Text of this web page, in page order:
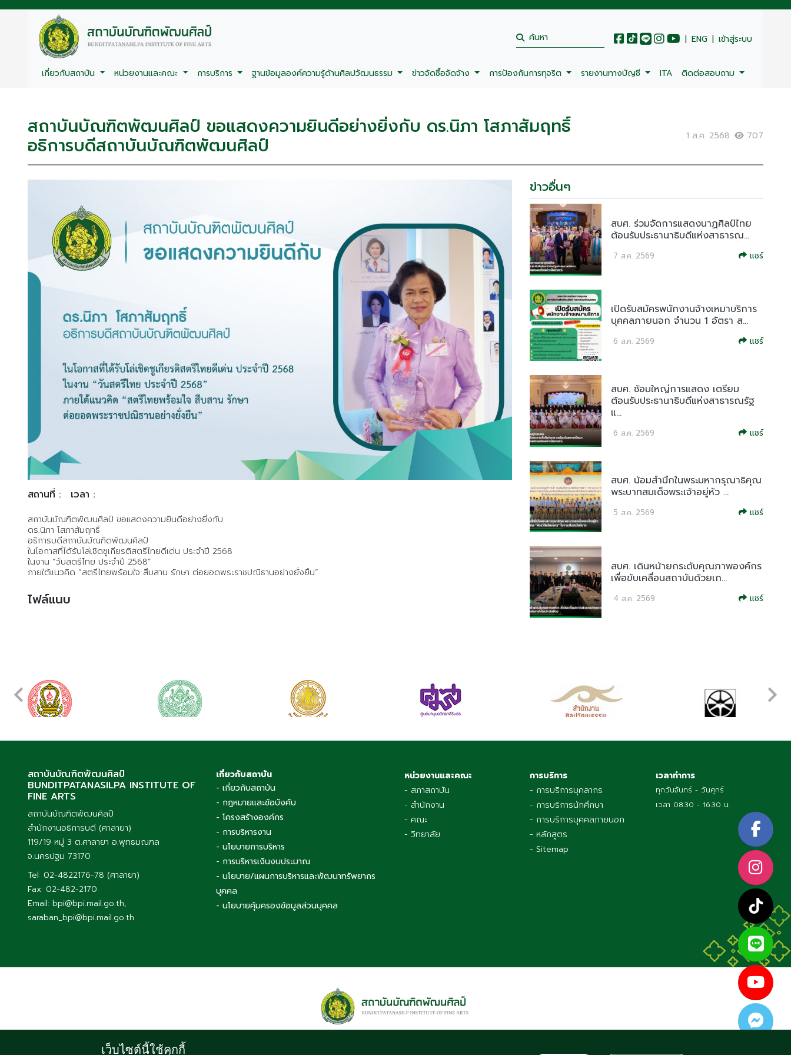
| ENG | เข้าสู่ระบบ
เกี่ยวกับสถาบัน หน่วยงานและคณะ การบริการ ฐานข้อมูลองค์ความรู้ด้านศิลปวัฒนธรรม ข่าวจัดซื้อจัดจ้าง การป้องกันการทุจริต รายงานทางบัญชี ITA ติดต่อสอบถาม
สถาบันบัณฑิตพัฒนศิลป์ ขอแสดงความยินดีอย่างยิ่งกับ ดร.นิภา โสภาสัมฤทธิ์
อธิการบดีสถาบันบัณฑิตพัฒนศิลป์ 1 ส.ค. 2568 707
สถานที่ : เวลา :
สถาบันบัณฑิตพัฒนศิลป์ ขอแสดงความยินดีอย่างยิ่งกับ
ดร.นิภา โสภาสัมฤทธิ์
อธิการบดีสถาบันบัณฑิตพัฒนศิลป์
ในโอกาสที่ได้รับโล่เชิดชูเกียรติสตรีไทยดีเด่น ประจำปี 2568
ในงาน “วันสตรีไทย ประจำปี 2568”
ภายใต้แนวคิด “สตรีไทยพร้อมใจ สืบสาน รักษา ต่อยอดพระราชปณิธานอย่างยั่งยืน”
ไฟล์แนบ
ข่าวอื่นๆ
สบศ. ร่วมจัดการแสดงนาฏศิลป์ไทย
ต้อนรับประธานาธิบดีแห่งสาธารณ...
7 ส.ค. 2569 แชร์
เปิดรับสมัครพนักงานจ้างเหมาบริการ
บุคคลภายนอก จำนวน 1 อัตรา ส...
6 ส.ค. 2569 แชร์
สบศ. ซ้อมใหญ่การแสดง เตรียม
ต้อนรับประธานาธิบดีแห่งสาธารณรัฐ
แ...
6 ส.ค. 2569 แชร์
สบศ. น้อมสำนึกในพระมหากรุณาธิคุณ
พระบาทสมเด็จพระเจ้าอยู่หัว ...
5 ส.ค. 2569 แชร์
สบศ. เดินหน้ายกระดับคุณภาพองค์กร
เพื่อขับเคลื่อนสถาบันด้วยเก...
4 ส.ค. 2569 แชร์
สถาบันบัณฑิตพัฒนศิลป์
BUNDITPATANASILPA INSTITUTE OF
FINE ARTS
สถาบันบัณฑิตพัฒนศิลป์
สำนักงานอธิการบดี (ศาลายา)
119/19 หมู่ 3 ต.ศาลายา อ.พุทธมณฑล
จ.นครปฐม 73170
Tel: 02-4822176-78 (ศาลายา)
Fax: 02-482-2170
Email: bpi@bpi.mail.go.th,
saraban_bpi@bpi.mail.go.th
เกี่ยวกับสถาบัน
- เกี่ยวกับสถาบัน
- กฎหมายและข้อบังคับ
- โครงสร้างองค์กร
- การบริหารงาน
- นโยบายการบริหาร
- การบริหารเงินงบประมาณ
- นโยบาย/แผนการบริหารและพัฒนาทรัพยากร
บุคคล
- นโยบายคุ้มครองข้อมูลส่วนบุคคล
หน่วยงานและคณะ
- สภาสถาบัน
- สำนักงาน
- คณะ
- วิทยาลัย
การบริการ
- การบริการบุคลากร
- การบริการนักศึกษา
- การบริการบุคคลภายนอก
- หลักสูตร
- Sitemap
เวลาทำการ
ทุกวันจันทร์ - วันศุกร์
เวลา 08:30 - 16:30 น.
เว็บไซต์นี้ใช้คุกกี้